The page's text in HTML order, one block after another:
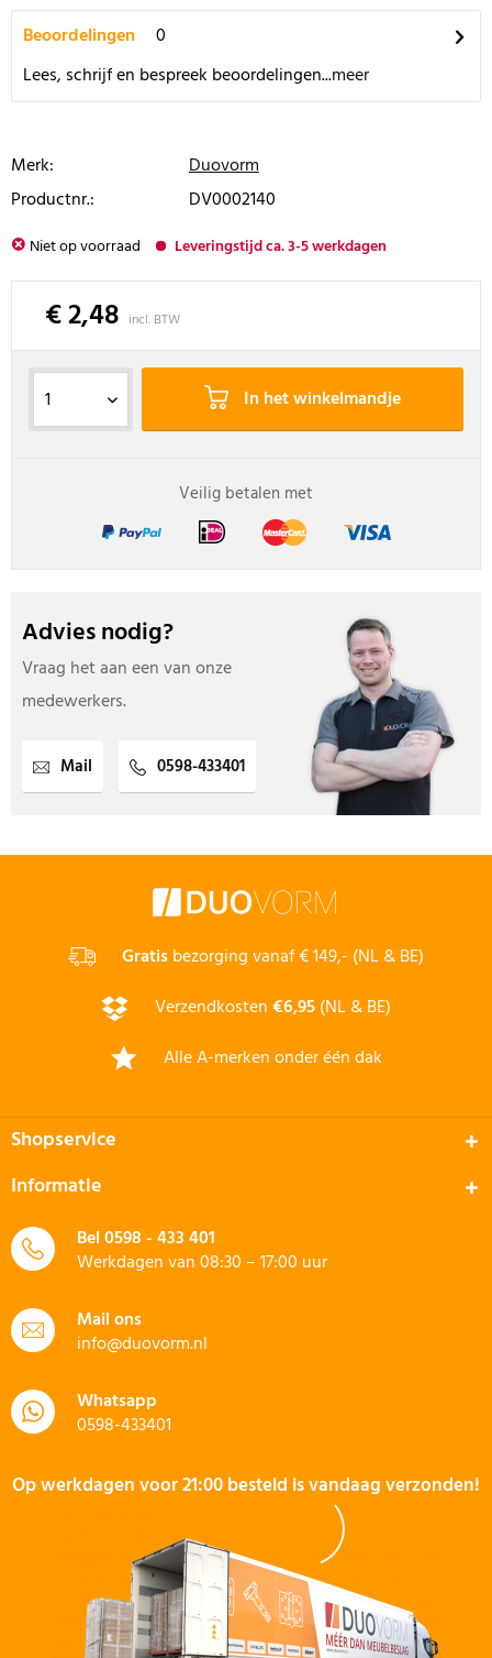
Beoordelingen
0
Lees, schrijf en bespreek beoordelingen...meer
Merk:
Duovorm
Productnr.:
DV0002140
Niet op voorraad Leveringstijd ca. 3-5 werkdagen
€ 2,48 incl. BTW
In het winkelmandje
Veilig betalen met
Advies nodig?
Vraag het aan een van onze
medewerkers.
Mail 0598-433401
Gratisbezorging vanaf € 149,- (NL & BE)
Verzendkosten€6,95(NL & BE)
Alle A-merken onder één dak
Shopservice
Informatie
Bel0598 - 433 401
Werkdagen van 08:30 – 17:00 uur
Mail ons
info@duovorm.nl
Whatsapp
0598-433401
Op werkdagen voor 21:00 besteld is vandaag verzonden!